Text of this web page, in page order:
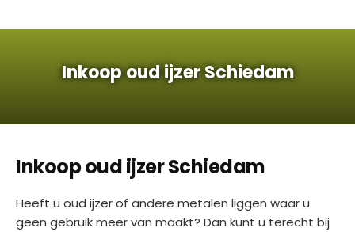
Inkoop oud ijzer Schiedam
Inkoop oud ijzer Schiedam
Heeft u oud ijzer of andere metalen liggen waar u
geen gebruik meer van maakt? Dan kunt u terecht bij